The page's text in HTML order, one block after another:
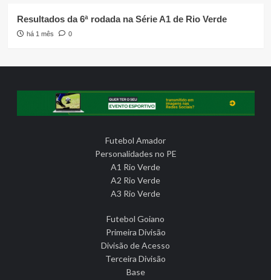
Resultados da 6ª rodada na Série A1 de Rio Verde
há 1 mês 0
Futebol Amador
Personalidades no PE
A1 Rio Verde
A2 Rio Verde
A3 Rio Verde
Futebol Goiano
Primeira Divisão
Divisão de Acesso
Terceira Divisão
Base